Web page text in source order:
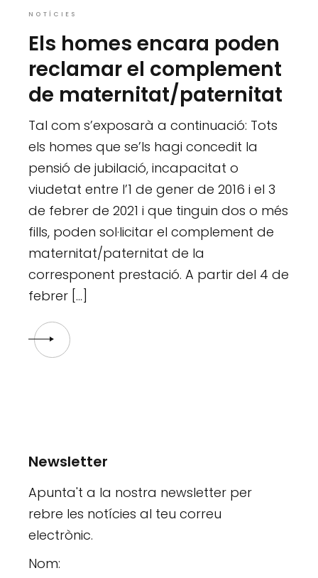
NOTÍCIES
Els homes encara poden
reclamar el complement
de maternitat/paternitat
Tal com s’exposarà a continuació: Tots
els homes que se’ls hagi concedit la
pensió de jubilació, incapacitat o
viudetat entre l’1 de gener de 2016 i el 3
de febrer de 2021 i que tinguin dos o més
fills, poden sol·licitar el complement de
maternitat/paternitat de la
corresponent prestació. A partir del 4 de
febrer […]
Newsletter
Apunta't a la nostra newsletter per
rebre les notícies al teu correu
electrònic.
Nom: